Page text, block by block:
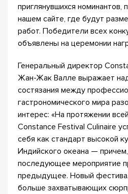
приглянувшихся номинантов,
нашем сайте, где будут
работ. Победители всех
объявлены на церемонии
Генеральный директор
Жан-Жак Валле выражает
состязания между
гастрономического мира
интерес: «На протяжении
Constance Festival Culinaire
себя как стандарт высокой
Индийского океана —
последующее мероприятие
предыдущее. Новый
больше захватывающих